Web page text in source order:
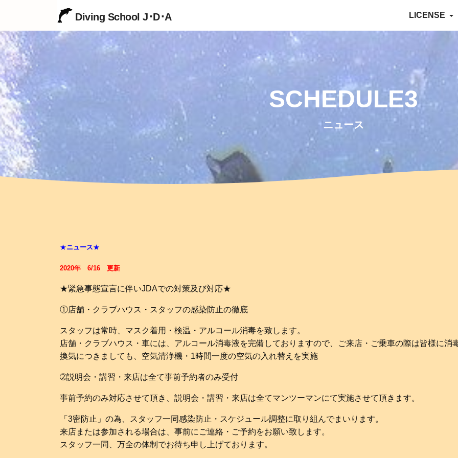
Diving School J･D･A LICENSE
SCHEDULE3
ニュース
★ニュース★
2020年 6/16 更新
★緊急事態宣言に伴いJDAでの対策及び対応★
①店舗・クラブハウス・スタッフの感染防止の徹底
スタッフは常時、マスク着用・検温・アルコール消毒を致します。
店舗・クラブハウス・車には、アルコール消毒液を完備しておりますので、ご来店・ご乗車の際は皆様に消
換気につきましても、空気清浄機・1時間一度の空気の入れ替えを実施
➁説明会・講習・来店は全て事前予約者のみ受付
事前予約のみ対応させて頂き、説明会・講習・来店は全てマンツーマンにて実施させて頂きます。
「3密防止」の為、スタッフ一同感染防止・スケジュール調整に取り組んでまいります。
来店または参加される場合は、事前にご連絡・ご予約をお願い致します。
スタッフ一同、万全の体制でお待ち申し上げております。